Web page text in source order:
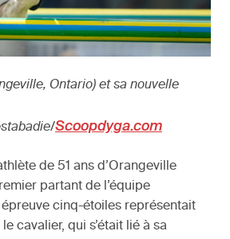
Ontario) et sa nouvelle
Scoopdyga.com
de 51 ans d’Orangeville
partant de l’équipe
cinq-étoiles représentait
cavalier, qui s’était lié à sa